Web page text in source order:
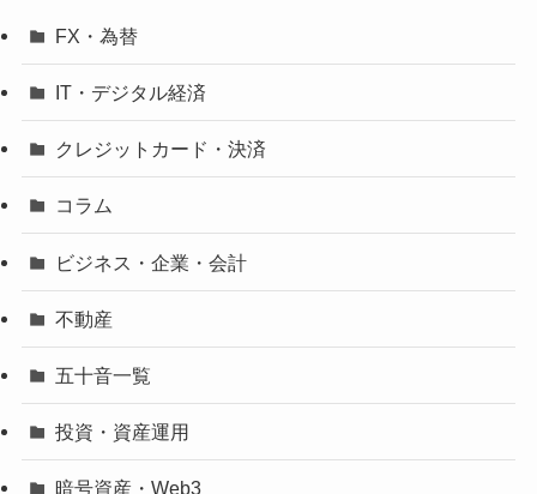
FX・為替
IT・デジタル経済
クレジットカード・決済
コラム
ビジネス・企業・会計
不動産
五十音一覧
投資・資産運用
暗号資産・Web3